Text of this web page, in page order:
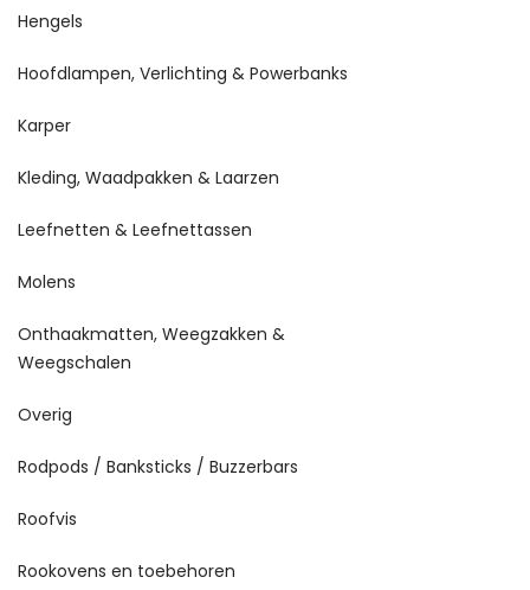
Hengels
Hoofdlampen, Verlichting & Powerbanks
Karper
Kleding, Waadpakken & Laarzen
Leefnetten & Leefnettassen
Molens
Onthaakmatten, Weegzakken &
Weegschalen
Overig
Rodpods / Banksticks / Buzzerbars
Roofvis
Rookovens en toebehoren